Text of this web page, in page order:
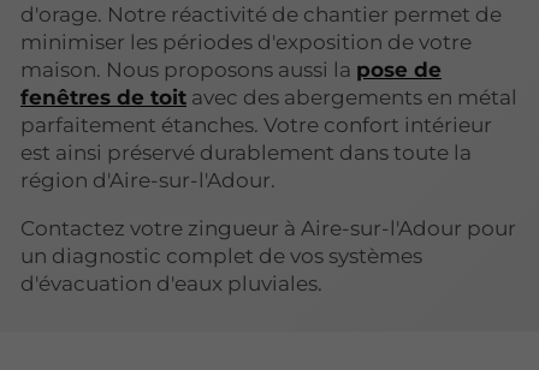
d'orage. Notre réactivité de chantier permet de
minimiser les périodes d'exposition de votre
maison. Nous proposons aussi la pose de
fenêtres de toit avec des abergements en métal
parfaitement étanches. Votre confort intérieur
est ainsi préservé durablement dans toute la
région d'Aire-sur-l'Adour.
Contactez votre zingueur à Aire-sur-l'Adour pour
un diagnostic complet de vos systèmes
d'évacuation d'eaux pluviales.